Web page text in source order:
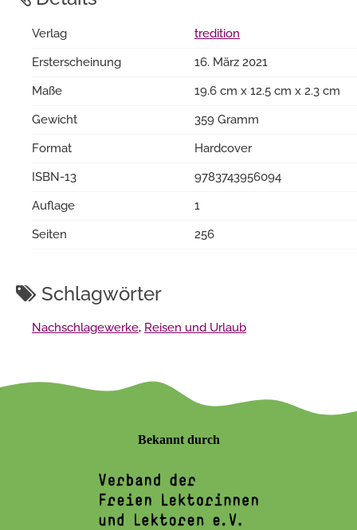
Verlag
tredition
Ersterscheinung
16. März 2021
Maße
19.6 cm x 12.5 cm x 2.3 cm
Gewicht
359 Gramm
Format
Hardcover
ISBN-13
9783743956094
Auflage
1
Seiten
256
Schlagwörter
Nachschlagewerke, Reisen und Urlaub
Bekannt durch